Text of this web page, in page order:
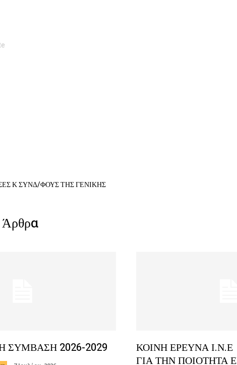
Κ ΣΥΝΔ/ΦΟΥΣ ΤΗΣ ΓΕΝΙΚΗΣ
Άρθρα
ΣΥΜΒΑΣΗ 2026-2029
ΚΟΙΝΗ ΕΡΕΥΝΑ
ΓΙΑ ΤΗΝ ΠΟΙΟΤΗΤΑ